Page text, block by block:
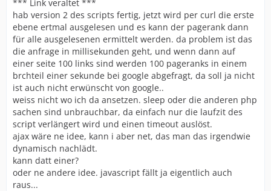
*** Link veraltet ***
hab version 2 des scripts fertig, jetzt wird per curl die erste
ebene ertmal ausgelesen und es kann der pagerank dann
für alle ausgelesenen ermittelt werden. da problem ist das
die anfrage in millisekunden geht, und wenn dann auf
einer seite 100 links sind werden 100 pageranks in einem
brchteil einer sekunde bei google abgefragt, da soll ja nicht
ist auch nicht erwünscht von google..
weiss nicht wo ich da ansetzen. sleep oder die anderen php
sachen sind unbrauchbar, da einfach nur die laufzit des
script verlängert wird und einen timeout auslöst.
ajax wäre ne idee, kann i aber net, das man das irgendwie
dynamisch nachlädt.
kann datt einer?
oder ne andere idee. javascript fällt ja eigentlich auch
raus...